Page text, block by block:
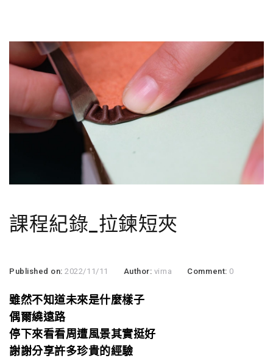
課程紀錄_拉鍊短夾
Published on:2022/11/11 Author: virna Comment: 0
雖然不知道未來是什麼樣子
偶爾繞遠路
停下來看看周遭風景其實挺好
謝謝分享許多珍貴的經驗